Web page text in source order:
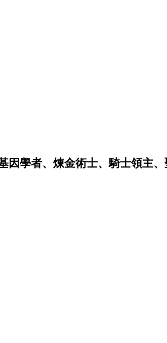
因學者、煉金術士、騎士領主